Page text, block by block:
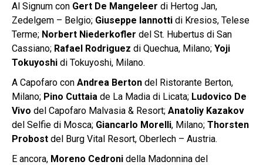
Al Signum con Gert De Mangeleer di Hertog Jan,
Zedelgem – Belgio; Giuseppe Iannotti di Kresios, Telese
Terme; Norbert Niederkofler del St. Hubertus di San
Cassiano; Rafael Rodriguez di Quechua, Milano; Yoji
Tokuyoshi di Tokuyoshi, Milano.
A Capofaro con Andrea Berton del Ristorante Berton,
Milano; Pino Cuttaia de La Madia di Licata; Ludovico De
Vivo del Capofaro Malvasia & Resort; Anatoliy Kazakov
del Selfie di Mosca; Giancarlo Morelli, Milano; Thorsten
Probost del Burg Vital Resort, Oberlech – Austria.
E ancora, Moreno Cedroni della Madonnina del